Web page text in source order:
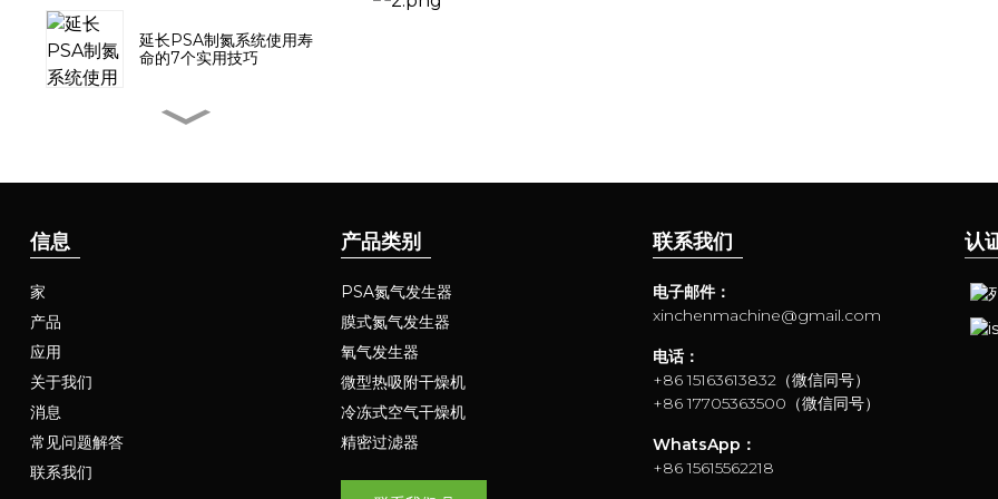
延长PSA制氮系统使用寿
命的7个实用技巧
信息
家
产品
应用
关于我们
消息
常见问题解答
联系我们
产品类别
PSA氮气发生器
膜式氮气发生器
氧气发生器
微型热吸附干燥机
冷冻式空气干燥机
精密过滤器
联系我们
电子邮件：
xinchenmachine@gmail.com
电话：
+86 15163613832（微信同号）
+86 17705363500（微信同号）
WhatsApp：
+86 15615562218
认